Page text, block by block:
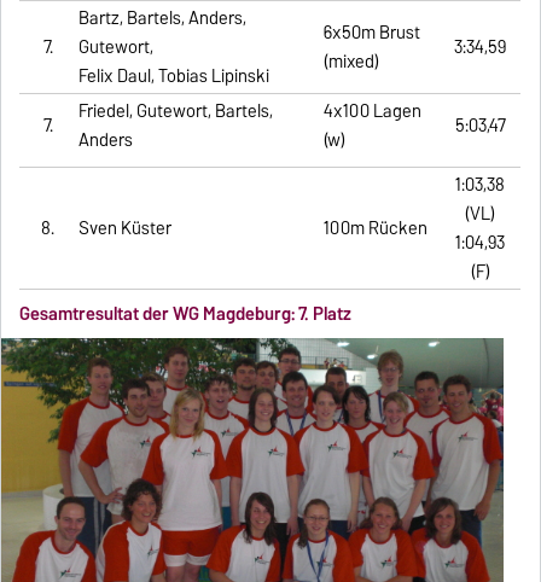
7.
Bartz, Bartels, Anders,
Gutewort,
Felix Daul, Tobias Lipinski
6x50m Brust
(mixed)
3:34,59
7.
Friedel, Gutewort, Bartels,
Anders
4x100 Lagen
(w)
5:03,47
8. Sven Küster 100m Rücken
1:03,38
(VL)
1:04,93
(F)
Gesamtresultat der WG Magdeburg: 7. Platz